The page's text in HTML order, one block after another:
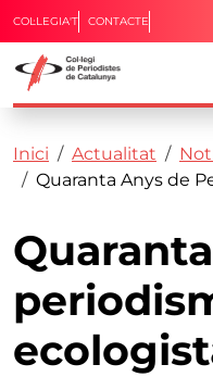
Vés al contingut
Capçalera
COL·LEGIA'T CONTACTE
Fil d'ariadna
Inici Actualitat
Quaranta Anys de